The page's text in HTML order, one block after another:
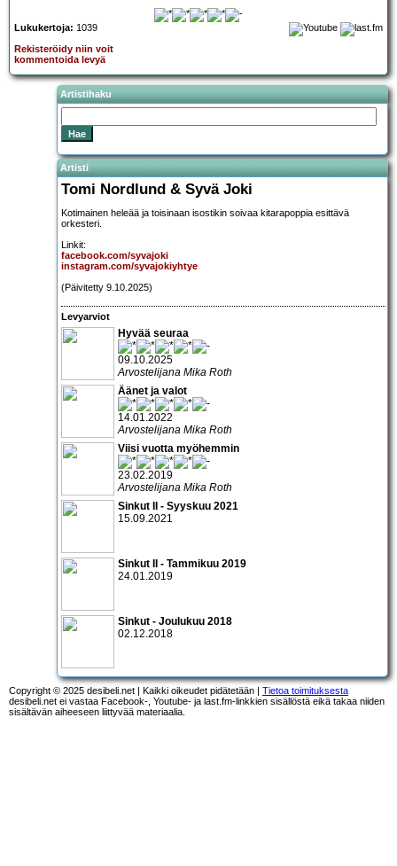
Lukukertoja: 1039
Rekisteröidy niin voit
kommentoida levyä
Artistihaku
Artisti
Tomi Nordlund & Syvä Joki
Kotimainen heleää ja toisinaan isostikin soivaa kitarapoppia esittävä
orkesteri.
Linkit:
facebook.com/syvajoki
instagram.com/syvajokiyhtye
(Päivitetty 9.10.2025)
Levyarviot
Hyvää seuraa
09.10.2025
Arvostelijana Mika Roth
Äänet ja valot
14.01.2022
Arvostelijana Mika Roth
Viisi vuotta myöhemmin
23.02.2019
Arvostelijana Mika Roth
Sinkut II - Syyskuu 2021
15.09.2021
Sinkut II - Tammikuu 2019
24.01.2019
Sinkut - Joulukuu 2018
02.12.2018
Copyright © 2025 desibeli.net | Kaikki oikeudet pidätetään | Tietoa toimituksesta
desibeli.net ei vastaa Facebook-, Youtube- ja last.fm-linkkien sisällöstä eikä takaa niiden
sisältävän aiheeseen liittyvää materiaalia.